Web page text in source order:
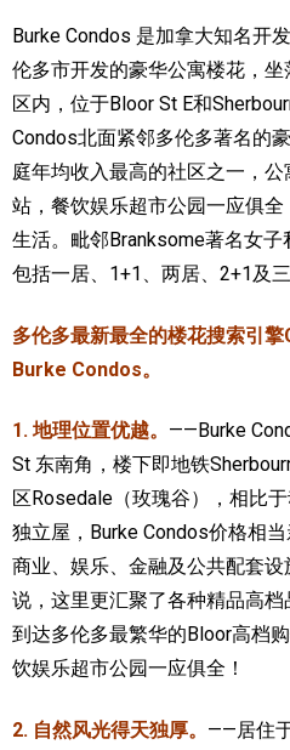
定居安大略省
安大略省免费医疗保险
加拿大的福利制度
吃货眼中的加拿大地图
Burke Condos 是加拿大知名开
伦多市开发的豪华公寓楼花，
区内，位于Bloor St E和
Condos北面紧邻多伦多著名的
庭年均收入最高的社区之一，
站，餐饮娱乐超市公园一应俱
生活。毗邻Branksome著名女子
包括一居、1+1、两居、2+1及
多伦多最新最全的楼花搜索引
Burke Condos。
1. 地理位置优越。 ——Burke
St 东南角，楼下即地铁
区Rosedale（玫瑰谷），相比
独立屋，Burke Condos价格相
商业、娱乐、金融及公共配套
说，这里更汇聚了各种精品高
到达多伦多最繁华的Bloor高档
饮娱乐超市公园一应俱全！
2. 自然风光得天独厚。 ——居住